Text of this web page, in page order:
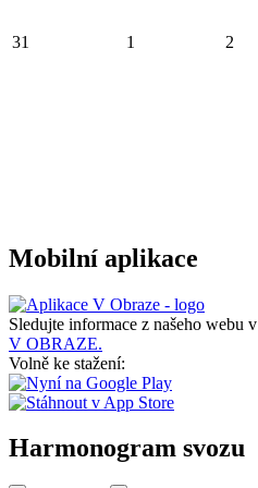
31 1 2
Mobilní aplikace
Sledujte informace z našeho webu v
V OBRAZE.
Volně ke stažení:
Harmonogram svozu